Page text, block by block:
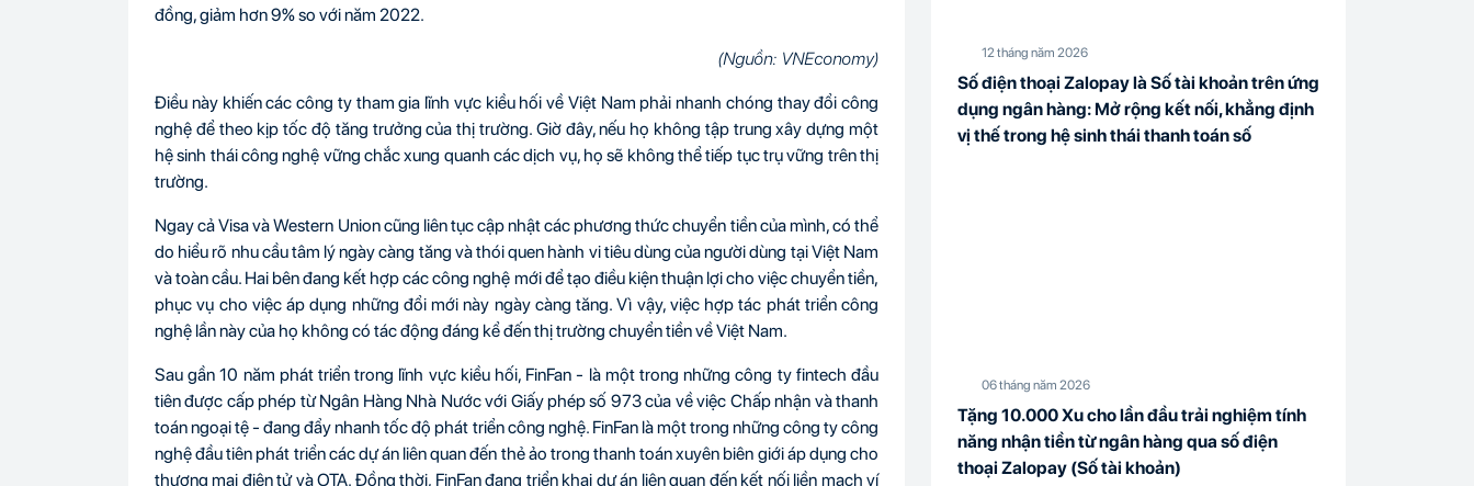
đồng, giảm hơn 9% so với năm 2022.
(Nguồn: VNEconomy)
Điều này khiến các công ty tham gia lĩnh vực kiều hối về Việt Nam phải nhanh chóng thay đổi công
nghệ để theo kịp tốc độ tăng trưởng của thị trường. Giờ đây, nếu họ không tập trung xây dựng một
hệ sinh thái công nghệ vững chắc xung quanh các dịch vụ, họ sẽ không thể tiếp tục trụ vững trên thị
trường.
Ngay cả Visa và Western Union cũng liên tục cập nhật các phương thức chuyển tiền của mình, có thể
do hiểu rõ nhu cầu tâm lý ngày càng tăng và thói quen hành vi tiêu dùng của người dùng tại Việt Nam
và toàn cầu. Hai bên đang kết hợp các công nghệ mới để tạo điều kiện thuận lợi cho việc chuyển tiền,
phục vụ cho việc áp dụng những đổi mới này ngày càng tăng. Vì vậy, việc hợp tác phát triển công
nghệ lần này của họ không có tác động đáng kể đến thị trường chuyển tiền về Việt Nam.
Sau gần 10 năm phát triển trong lĩnh vực kiều hối, FinFan - là một trong những công ty fintech đầu
tiên được cấp phép từ Ngân Hàng Nhà Nước với Giấy phép số 973 của về việc Chấp nhận và thanh
toán ngoại tệ -đang đẩy nhanh tốc độ phát triển công nghệ. FinFan là một trong những công ty công
nghệ đầu tiên phát triển các dự án liên quan đến thẻ ảo trong thanh toán xuyên biên giới áp dụng cho
thương mại điện tử và OTA. Đồng thời, FinFan đang triển khai dự án liên quan đến kết nối liền mạch ví
12 tháng năm 2026
Số điện thoại Zalopay là Số tài khoản trên ứng
dụng ngân hàng: Mở rộng kết nối, khẳng định
vị thế trong hệ sinh thái thanh toán số
06 tháng năm 2026
Tặng 10.000 Xu cho lần đầu trải nghiệm tính
năng nhận tiền từ ngân hàng qua số điện
thoại Zalopay (Số tài khoản)